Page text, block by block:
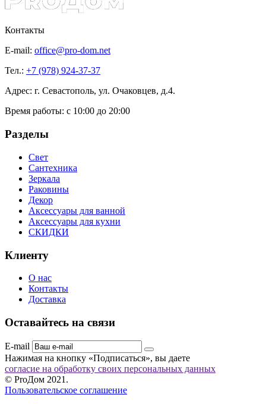
Контакты
E-mail: office@pro-dom.net
Тел.: +7 (978) 924-37-37
Адрес: г. Севастополь, ул. Очаковцев, д.4.
Время работы: с 10:00 до 20:00
Разделы
Свет
Сантехника
Зеркала
Раковины
Декор
Аксессуары для ванной
Аксессуары для кухни
СКИДКИ
Клиенту
О нас
Контакты
Доставка
Оставайтесь на связи
E-mail
Нажимая на кнопку «Подписаться», вы даете
согласие на обработку своих персональных данных
© ProДом 2021.
Пользовательское соглашение